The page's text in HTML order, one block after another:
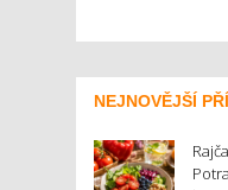
NEJNOVĚJŠÍ